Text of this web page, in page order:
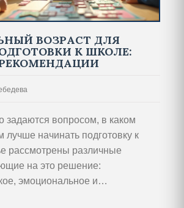
ВОЗРАСТ ДЛЯ
К ШКОЛЕ:
задаются вопросом, в каком
лучше начинать подготовку к
рассмотрены различные
на это решение:
эмоциональное и